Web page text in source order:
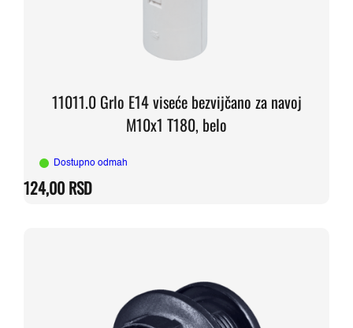
11011.0 Grlo E14 viseće bezvijčano za navoj
M10x1 T180, belo
Dostupno odmah
124,00 RSD